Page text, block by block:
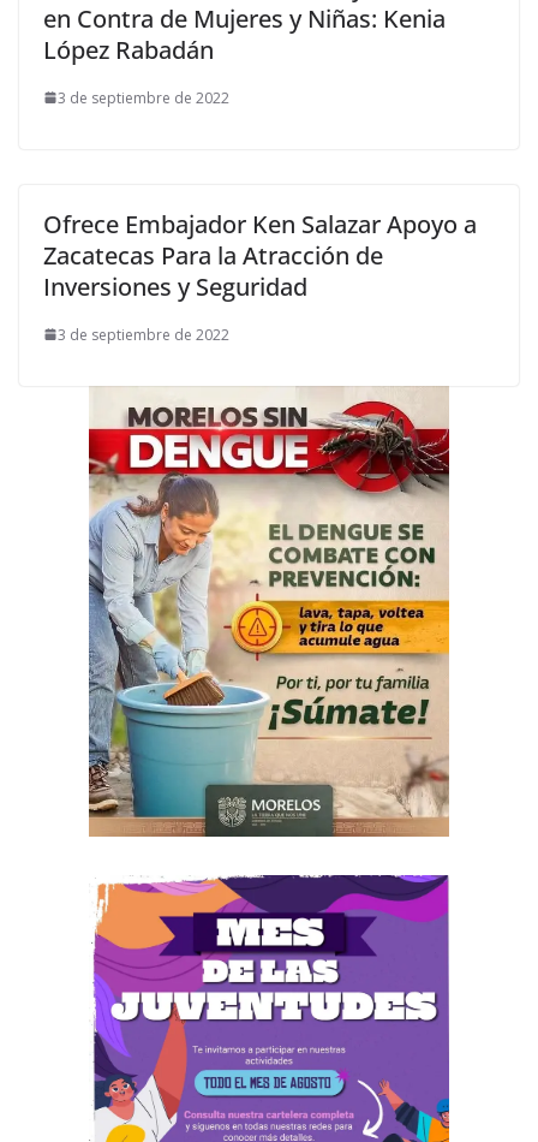
en Contra de Mujeres y Niñas: Kenia
López Rabadán
3 de septiembre de 2022
Ofrece Embajador Ken Salazar Apoyo a
Zacatecas Para la Atracción de
Inversiones y Seguridad
3 de septiembre de 2022